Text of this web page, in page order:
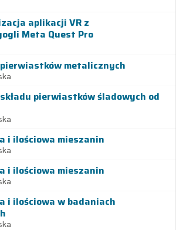
aplikacji VR z
Meta Quest Pro
metalicznych
pierwiastków śladowych od
i ilościowa mieszanin
i ilościowa mieszanin
i ilościowa w badaniach